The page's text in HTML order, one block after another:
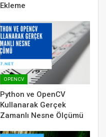
Ekleme
OPENCV
Python ve OpenCV
Kullanarak Gerçek
Zamanlı Nesne Ölçümü